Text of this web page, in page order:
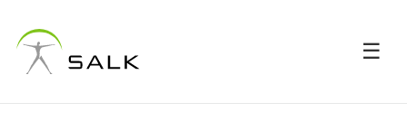
☰